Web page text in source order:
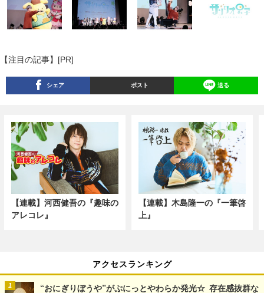
【注目の記事】[PR]
シェア ポスト 送る
【連載】河西健吾の『趣味の
アレコレ』
【連載】木島隆一の『一筆啓
上』
アクセスランキング
“おにぎりぼうや”がぷにっとやわらか発光☆ 存在感抜群な